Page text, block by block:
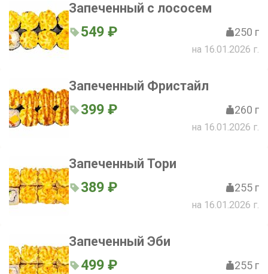
Запеченный с лососем
549 ₽ 250 г
на 16.01.2026 г.
Запеченный Фристайл
399 ₽ 260 г
на 16.01.2026 г.
Запеченный Тори
389 ₽ 255 г
на 16.01.2026 г.
Запеченный Эби
499 ₽ 255 г